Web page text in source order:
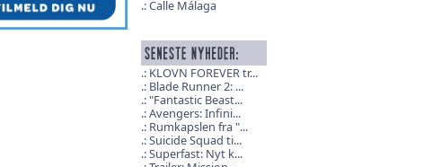
Calle Málaga
KLOVN FOREVER tr...
Blade Runner 2: ...
"Fantastic Beast...
Avengers: Infini...
Rumkapslen fra "...
Suicide Squad ti...
Superfast: Nyt k...